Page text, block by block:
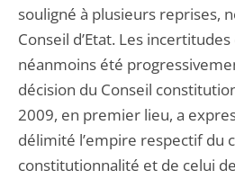
souligné à plusieurs reprises,
Conseil d’Etat. Les
néanmoins été
décision du Conseil
2009, en premier lieu, a
délimité l’empire respectif du
constitutionnalité et de celui